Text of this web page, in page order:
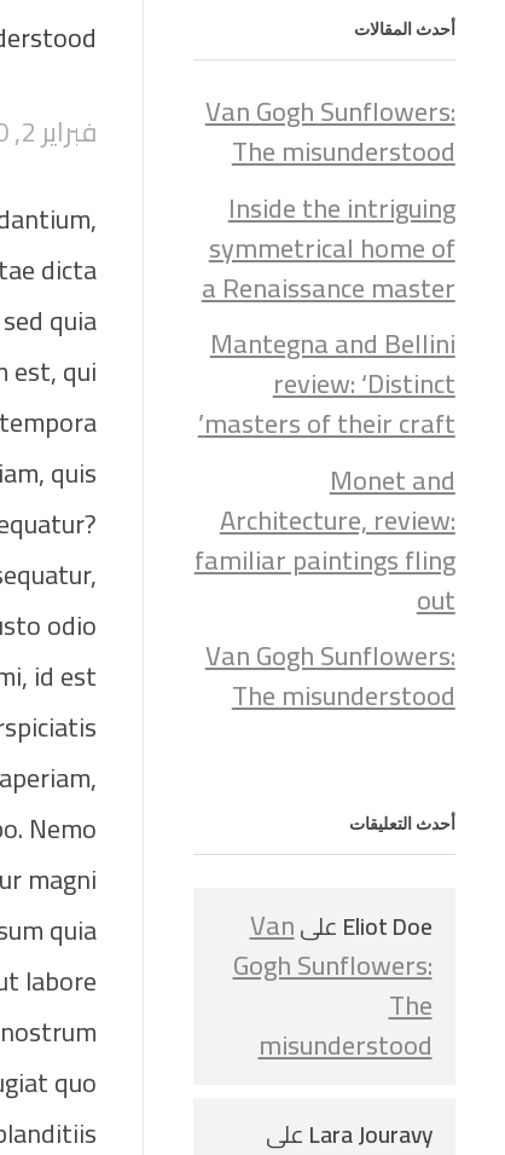
فبراير 2, 2020
dicta
quia
est, qui
quis
odio
id est
Nemo
magni
quia
labore
quo
أحدث المقالات
Van Gogh Sunflowers:
The misunderstood
Inside the intriguing
symmetrical home of
a Renaissance master
Mantegna and Bellini
review: ‘Distinct
masters of their craft’
Monet and
Architecture, review:
familiar paintings fling
out
Van Gogh Sunflowers:
The misunderstood
أحدث التعليقات
Eliot DoeعلىVan
Gogh Sunflowers:
The
misunderstood
Lara Jouravyعلى